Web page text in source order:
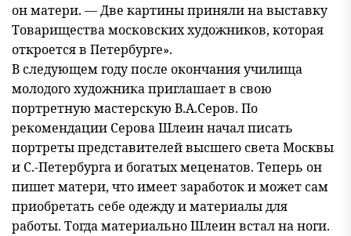
он матери. — Две картины приняли на выставку
Товарищества московских художников, которая
откроется в Петербурге».
В следующем году после окончания училища
молодого художника приглашает в свою
портретную мастерскую В.А.Серов. По
рекомендации Серова Шлеин начал писать
портреты представителей высшего света Москвы
и С.-Петербурга и богатых меценатов. Теперь он
пишет матери, что имеет заработок и может сам
приобретать себе одежду и материалы для
работы. Тогда материально Шлеин встал на ноги.